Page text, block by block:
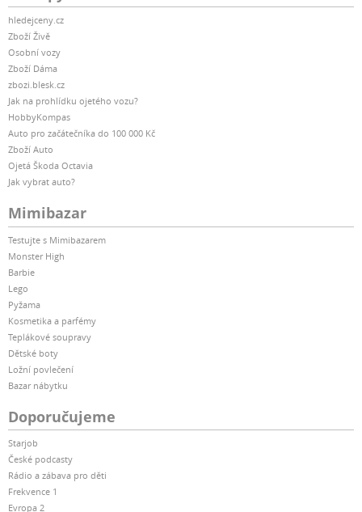
hledejceny.cz
Zboží Živě
Osobní vozy
Zboží Dáma
zbozi.blesk.cz
Jak na prohlídku ojetého vozu?
HobbyKompas
Auto pro začátečníka do 100 000 Kč
Zboží Auto
Ojetá Škoda Octavia
Jak vybrat auto?
Mimibazar
Testujte s Mimibazarem
Monster High
Barbie
Lego
Pyžama
Kosmetika a parfémy
Teplákové soupravy
Dětské boty
Ložní povlečení
Bazar nábytku
Doporučujeme
Starjob
České podcasty
Rádio a zábava pro děti
Frekvence 1
Evropa 2